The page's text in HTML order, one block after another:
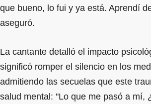
que bueno, lo fui y ya está. Aprendí
aseguró.
La cantante detalló el impacto
significó romper el silencio en los
admitiendo las secuelas que este
salud mental: "Lo que me pasó a mí,